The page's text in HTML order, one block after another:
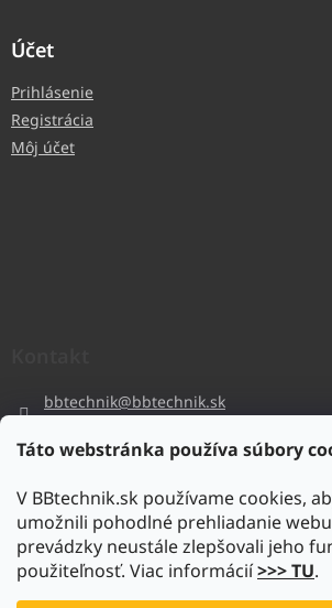
Táto webstránka používa súbory
V BBtechnik.sk používame cookies,
umožnili pohodlné prehliadanie
prevádzky neustále zlepšovali jeho
použiteľnosť. Viac informácií>>> TU.
Účet
Prihlásenie
Registrácia
Môj účet
bbtechnik@bbtechnik.sk
bbtechnik
https://www.youtube.com/@bb-